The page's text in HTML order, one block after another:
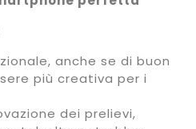
anche se di buon
più creativa per i
dei prelievi,